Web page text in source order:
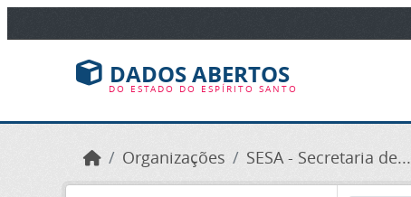
Ir para o conteúdo principal
DADOS ABERTOS
DO ESTADO DO ESPÍRITO SANTO
Organizações SESA - Secretaria de...